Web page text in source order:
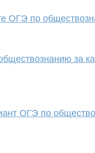
ОГЭ по
за
ОГЭ по